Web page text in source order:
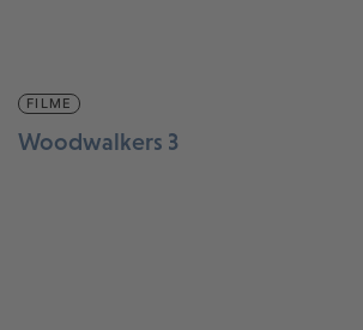
FILME
Woodwalkers 3